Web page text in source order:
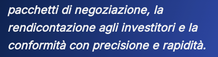
pacchetti di negoziazione, la
rendicontazione agli investitori e la
conformità con precisione e rapidità.